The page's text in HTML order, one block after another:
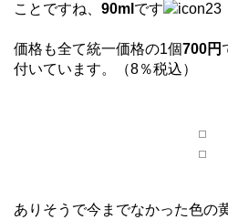
ことですね、 90ml です
価格も全て統一価格の1個700円
付いています。（8％税込）
ありそうで今までなかった色の